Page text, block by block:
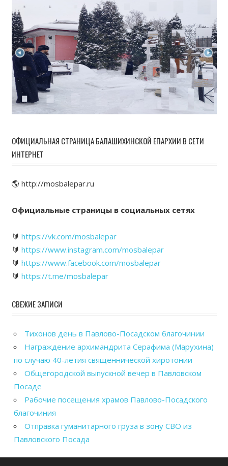
ОФИЦИАЛЬНАЯ СТРАНИЦА БАЛАШИХИНСКОЙ ЕПАРХИИ В СЕТИ
ИНТЕРНЕТ
🌎 http://mosbalepar.ru
Официальные страницы в социальных сетях
🔰 https://vk.com/mosbalepar
🔰 https://www.instagram.com/mosbalepar
🔰 https://www.facebook.com/mosbalepar
🔰 https://t.me/mosbalepar
СВЕЖИЕ ЗАПИСИ
Тихонов день в Павлово-Посадском благочинии
Награждение архимандрита Серафима (Марухина)
по случаю 40-летия священнической хиротонии
Общегородской выпускной вечер в Павловском
Посаде
Рабочие посещения храмов Павлово-Посадского
благочиния
Отправка гуманитарного груза в зону СВО из
Павловского Посада